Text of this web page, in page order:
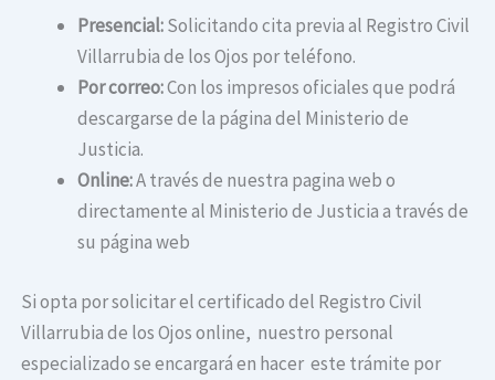
Presencial:Solicitando cita previa al Registro Civil
Villarrubia de los Ojos por teléfono.
Por correo:Con los impresos oficiales que podrá
descargarse de la página del Ministerio de
Justicia.
Online:A través de nuestra pagina web o
directamente al Ministerio de Justicia a través de
su página web
Si opta por solicitar el certificado del Registro Civil
Villarrubia de los Ojos online, nuestro personal
especializado se encargará en hacer este trámite por